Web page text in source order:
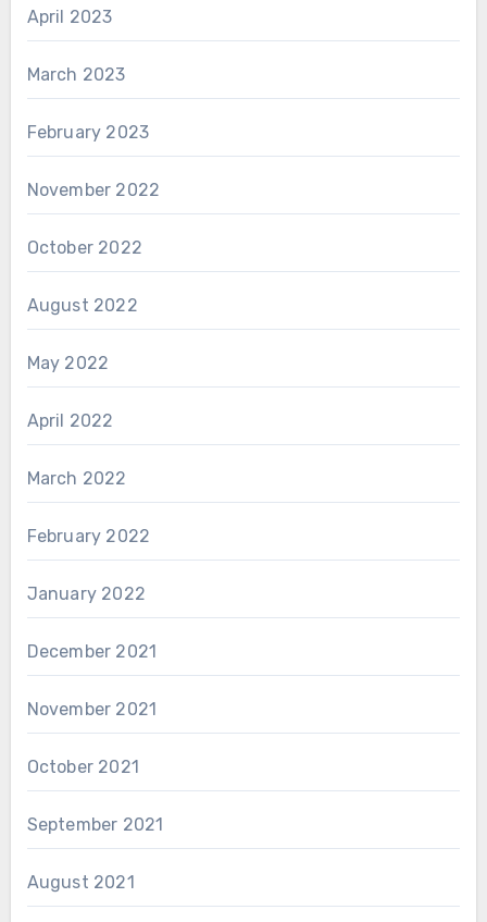
April 2023
March 2023
February 2023
November 2022
October 2022
August 2022
May 2022
April 2022
March 2022
February 2022
January 2022
December 2021
November 2021
October 2021
September 2021
August 2021